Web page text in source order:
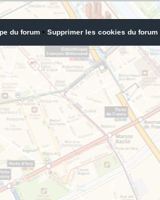
du forum • Supprimer les cookies du forum